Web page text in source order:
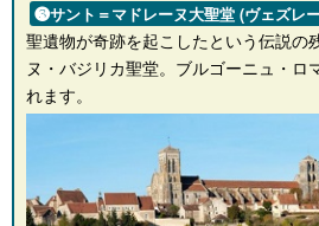
❸サント＝マドレーヌ大聖堂 (ヴェズレ
聖遺物が奇跡を起こしたという伝説の
ヌ・バジリカ聖堂。ブルゴーニュ・ロ
れます。